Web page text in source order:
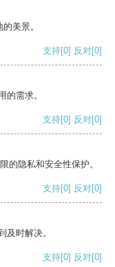
美景。
支持[0] 反对[0]
的需求。
支持[0] 反对[0]
的隐私和安全性保护。
支持[0] 反对[0]
及时解决。
支持[0] 反对[0]